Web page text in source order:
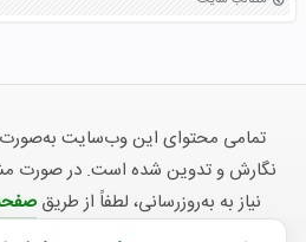
تمامی محتوای این وب‌سایت
نگارش و تدوین شده است. در صورت
نیاز به به‌روزرسانی، لطفاً از طریق